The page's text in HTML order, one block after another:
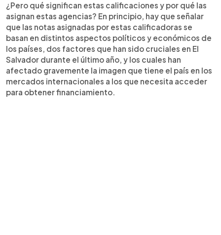
¿Pero qué significan estas calificaciones y por qué las
asignan estas agencias? En principio, hay que señalar
que las notas asignadas por estas calificadoras se
basan en distintos aspectos políticos y económicos de
los países, dos factores que han sido cruciales en El
Salvador durante el último año, y los cuales han
afectado gravemente la imagen que tiene el país en los
mercados internacionales a los que necesita acceder
para obtener financiamiento.